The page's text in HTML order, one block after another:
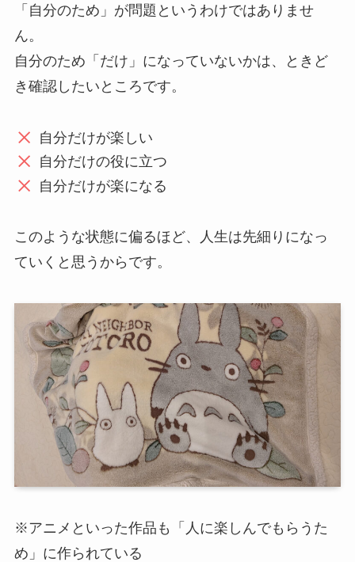
「自分のため」が問題というわけではありませ
ん。
自分のため「だけ」になっていないかは、ときど
き確認したいところです。
自分だけが楽しい
自分だけの役に立つ
自分だけが楽になる
このような状態に偏るほど、人生は先細りになっ
ていくと思うからです。
※アニメといった作品も「人に楽しんでもらうた
め」に作られている